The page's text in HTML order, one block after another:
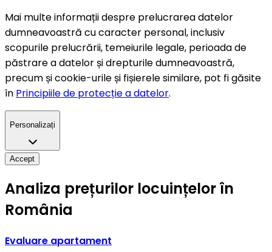
Mai multe informații despre prelucrarea datelor
dumneavoastră cu caracter personal, inclusiv
scopurile prelucrării, temeiurile legale, perioada de
păstrare a datelor și drepturile dumneavoastră,
precum și cookie-urile și fișierele similare, pot fi găsite
în Principiile de protecție a datelor.
Personalizați
Accept
Analiza prețurilor locuințelor în
România
Evaluare apartament